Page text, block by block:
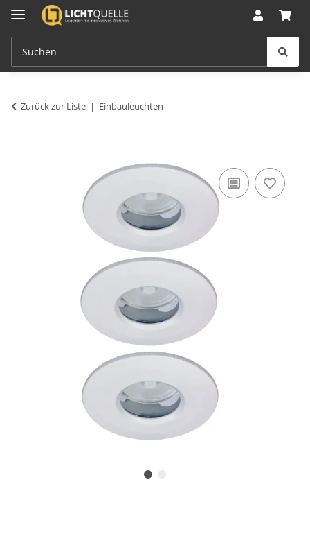
Zurück zur Liste Einbauleuchten